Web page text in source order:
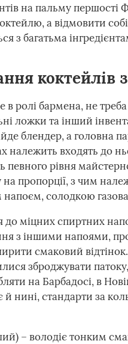
на пальму першості
а відмовити
з багатьма
в ролі бармена, не
ложки та інший
блендер, а головна
належить входять до
певного рівня
на пропорції, з чим
напоєм, солодкою
до міцних спиртних
з іншими напоями,
смаковий
зброджувати
на Барбадосі, в
й нині, стандарти за
– володіє тонким